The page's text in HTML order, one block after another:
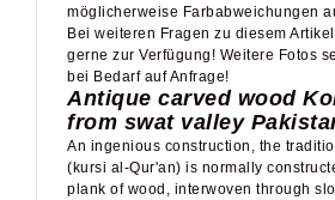
möglicherweise Farbabweichungen
Bei weiteren Fragen zu diesem
gerne zur Verfügung! Weitere Fotos
bei Bedarf auf Anfrage!
Antique carved wood
from swat valley
An ingenious construction, the
(kursi al-Qur'an) is normally
plank of wood, interwoven through